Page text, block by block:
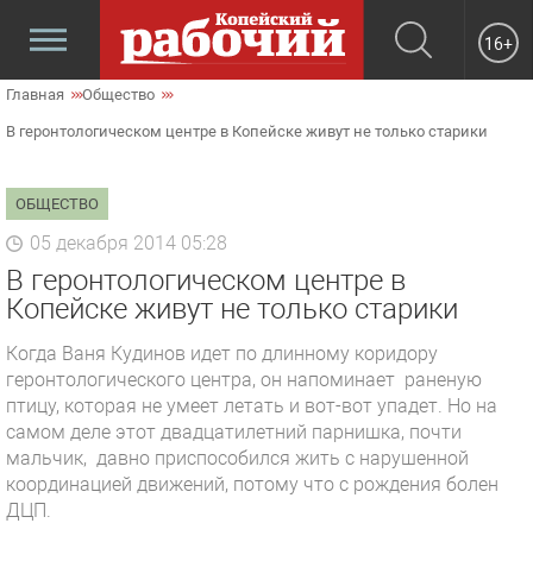
16+
Главная Общество
В геронтологическом центре в Копейске живут не только старики
ОБЩЕСТВО
05 декабря 2014 05:28
В геронтологическом центре в
Копейске живут не только старики
Когда Ваня Кудинов идет по длинному коридору
геронтологического центра, он напоминает раненую
птицу, которая не умеет летать и вот-вот упадет. Но на
самом деле этот двадцатилетний парнишка, почти
мальчик, давно приспособился жить с нарушенной
координацией движений, потому что с рождения болен
ДЦП.